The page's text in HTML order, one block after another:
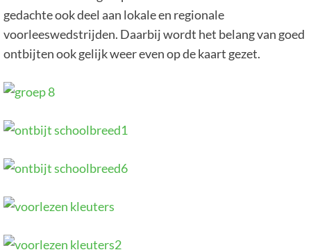
gedachte ook deel aan lokale en regionale
voorleeswedstrijden. Daarbij wordt het belang van goed
ontbijten ook gelijk weer even op de kaart gezet.